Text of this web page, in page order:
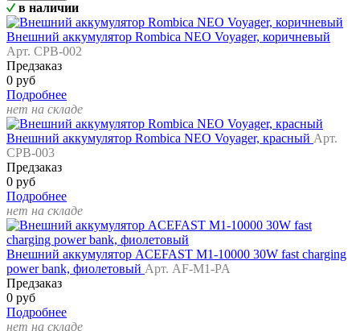
в наличии
Внешний аккумулятор Rombica NEO Voyager, коричневый
Арт. CPB-002
Предзаказ
0 руб
Подробнее
нет на складе
Внешний аккумулятор Rombica NEO Voyager, красный Арт.
CPB-003
Предзаказ
0 руб
Подробнее
нет на складе
Внешний аккумулятор ACEFAST M1-10000 30W fast charging
power bank, фиолетовый Арт. AF-M1-PA
Предзаказ
0 руб
Подробнее
нет на складе